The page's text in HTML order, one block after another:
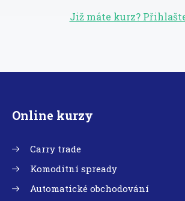
Již máte kurz?
Online kurzy
Carry trade
Komoditní spready
Automatické obchodování